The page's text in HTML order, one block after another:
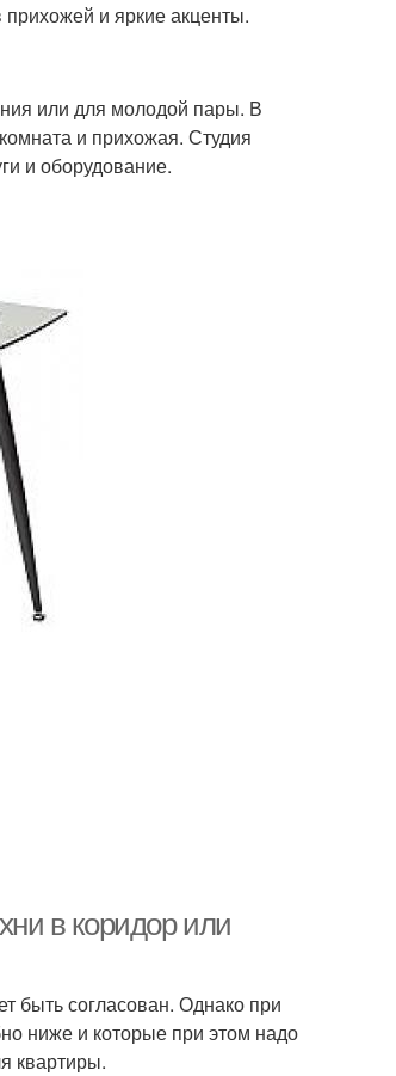
и яркие акценты.
или для молодой пары. В
и прихожая. Студия
и оборудование.
в коридор или
быть согласован. Однако при
ниже и которые при этом надо
квартиры.